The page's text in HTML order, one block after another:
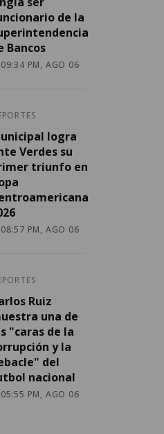
de la
Bancos
09:34 PM, AGO 06
logra
Verdes su
triunfo en
08:57 PM, AGO 06
Ruiz
una de
"caras de la
y la
del
nacional
05:55 PM, AGO 06